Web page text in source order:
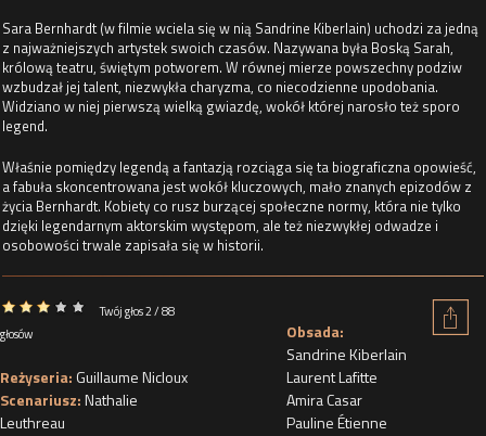
Sara Bernhardt (w filmie wciela się w nią Sandrine Kiberlain) uchodzi za jedną
z najważniejszych artystek swo­ich czasów. Nazywana była Boską Sarah,
królową teatru, świętym potworem. W równej mierze powszechny podziw
wzbudzał jej talent, niezwykła chary­zma, co niecodzienne upodobania.
Widziano w niej pierwszą wielką gwiazdę, wokół której narosło też sporo
legend.
Właśnie pomiędzy legendą a fantazją rozciąga się ta biograficzna opowieść,
a fabuła skoncentrowana jest wokół kluczowych, mało znanych epizodów z
życia Bernhardt. Kobiety co rusz burzącej społeczne normy, która nie tylko
dzięki legendarnym aktorskim występom, ale też niezwykłej odwadze i
osobowości trwale zapisała się w historii.
Twój głos 2 / 88
głosów
Reżyseria: Guillaume Nicloux
Scenariusz:Nathalie
Leuthreau
Obsada:
Sandrine Kiberlain
Laurent Lafitte
Amira Casar
Pauline Étienne